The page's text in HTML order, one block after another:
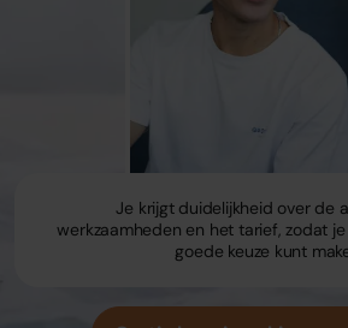
Je krijgt duidelijkheid over de
werkzaamheden en het tarief, zodat
goede keuze kunt